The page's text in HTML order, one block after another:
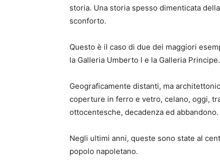
storia. Una storia spesso dimenticata
sconforto.
Questo è il caso di due dei maggiori
la Galleria Umberto I e la Galleria Principe.
Geograficamente distanti, ma
coperture in ferro e vetro, celano, oggi,
ottocentesche, decadenza ed abbandono.
Negli ultimi anni, queste sono state al
popolo napoletano.